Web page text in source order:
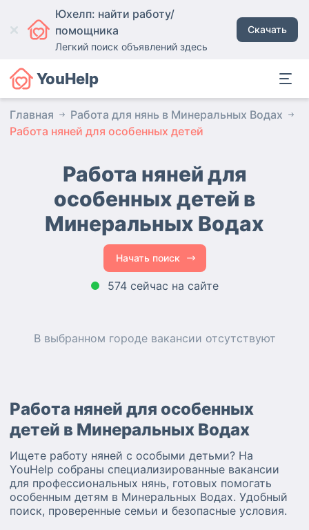
Юхелп: найти работу/
помощника
Легкий поиск объявлений здесь
Скачать
YouHelp
Главная
Работа для нянь в Минеральных Водах
Работа няней для особенных детей
Работа няней для
особенных детей в
Минеральных Водах
Начать поиск
574 сейчас на сайте
В выбранном городе вакансии отсутствуют
Работа няней для особенных
детей в Минеральных Водах
Ищете работу няней с особыми детьми? На
YouHelp собраны специализированные вакансии
для профессиональных нянь, готовых помогать
особенным детям в Минеральных Водах. Удобный
поиск, проверенные семьи и безопасные условия.